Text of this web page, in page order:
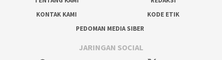
KONTAK KAMI
KODE ETIK
PEDOMAN MEDIA SIBER
JARINGAN SOCIAL